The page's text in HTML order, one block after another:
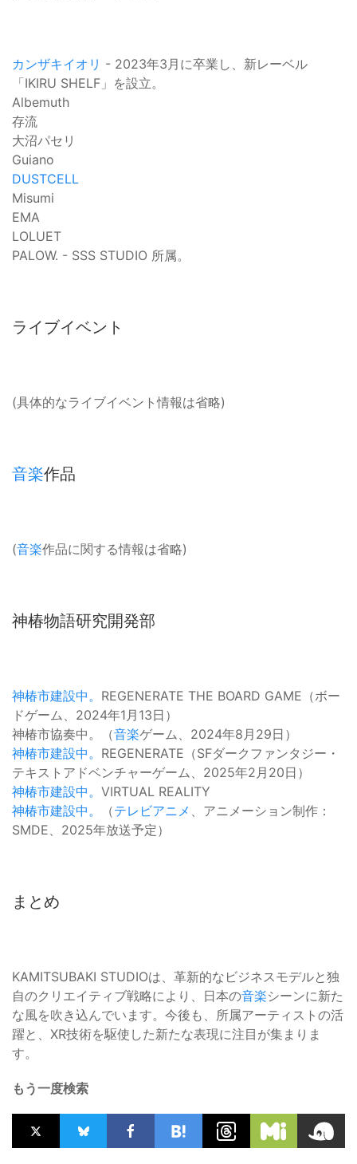
カンザキイオリ - 2023年3月に卒業し、新レーベル
「IKIRU SHELF」を設立。
Albemuth
存流
大沼パセリ
Guiano
DUSTCELL
Misumi
EMA
LOLUET
PALOW. - SSS STUDIO 所属。
ライブイベント
(具体的なライブイベント情報は省略)
音楽作品
(音楽作品に関する情報は省略)
神椿物語研究開発部
神椿市建設中。 REGENERATE THE BOARD GAME（ボー
ドゲーム、2024年1月13日）
神椿市協奏中。（音楽ゲーム、2024年8月29日）
神椿市建設中。 REGENERATE（SFダークファンタジー・
テキストアドベンチャーゲーム、2025年2月20日）
神椿市建設中。 VIRTUAL REALITY
神椿市建設中。
（テレビアニメ 、アニメーション制作：
SMDE、2025年放送予定）
まとめ
KAMITSUBAKI STUDIOは、革新的なビジネスモデルと独
自のクリエイティブ戦略により、日本の音楽シーンに新た
な風を吹き込んでいます。今後も、所属アーティストの活
躍と、XR技術を駆使した新たな表現に注目が集まりま
す。
もう一度検索